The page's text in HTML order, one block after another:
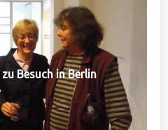
Besuch in Berlin